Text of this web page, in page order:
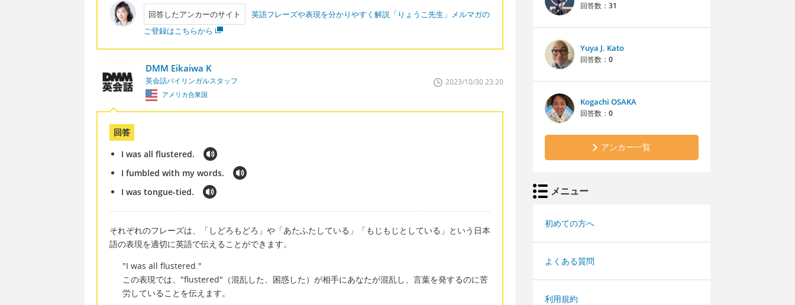
回答したアンカーのサイト
英語フレーズや表現を分かりやすく解説「りょうこ先生」メルマガの
ご登録はこちらから
DMM Eikaiwa K
英会話バイリンガルスタッフ
アメリカ合衆国
2023/10/30 23:20
回答
I was all flustered.
I fumbled with my words.
I was tongue-tied.
それぞれのフレーズは、「しどろもどろ」や「あたふたしている」「もじもじとしている」という日本
語の表現を適切に英語で伝えることができます。
"I was all flustered."
この表現では、"flustered"（混乱した、困惑した）が相手にあなたが混乱し、言葉を発するのに苦
労していることを伝えます。
回答数： 31
Yuya J. Kato
回答数： 0
Kogachi OSAKA
回答数： 0
アンカー一覧
メニュー
初めての方へ
よくある質問
利用規約